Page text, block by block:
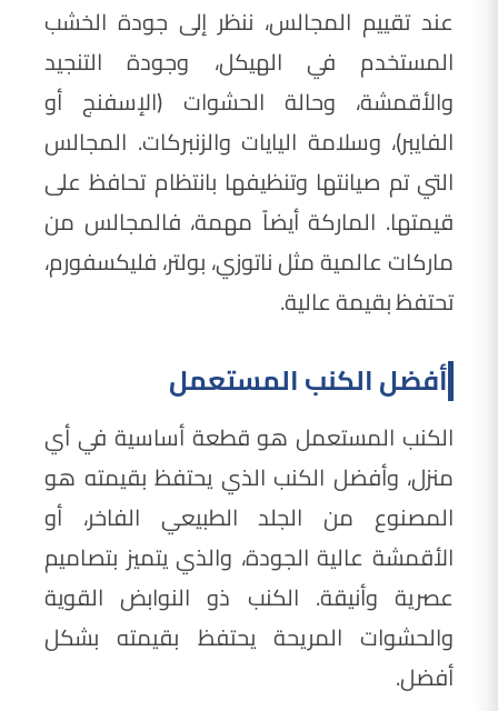
عند تقييم المجالس، ننظر إلى جودة الخشب
المستخدم في الهيكل، وجودة التنجيد
والأقمشة، وحالة الحشوات (الإسفنج أو
الفايبر)، وسلامة اليايات والزنبركات. المجالس
التي تم صيانتها وتنظيفها بانتظام تحافظ على
قيمتها. الماركة أيضاً مهمة، فالمجالس من
ماركات عالمية مثل ناتوزي، بولتر، فليكسفورم،
تحتفظ بقيمة عالية.
أفضل الكنب المستعمل
الكنب المستعمل هو قطعة أساسية في أي
منزل، وأفضل الكنب الذي يحتفظ بقيمته هو
المصنوع من الجلد الطبيعي الفاخر، أو
الأقمشة عالية الجودة، والذي يتميز بتصاميم
عصرية وأنيقة. الكنب ذو النوابض القوية
والحشوات المريحة يحتفظ بقيمته بشكل
أفضل.